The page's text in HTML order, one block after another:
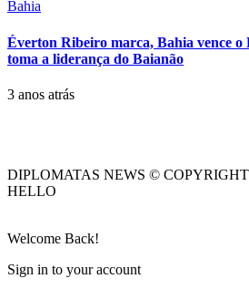
Bahia
Éverton Ribeiro marca, Bahia vence o
toma a liderança do Baianão
3 anos atrás
DIPLOMATAS NEWS ©
HELLO
Welcome Back!
Sign in to your account